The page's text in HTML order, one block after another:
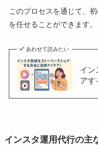
このプロセスを通じて、
を任せることができます。
あわせて読みたい
イン
アす
インスタ運用代行の主